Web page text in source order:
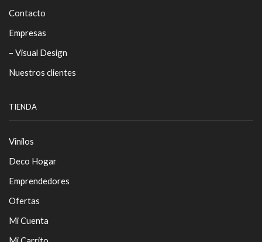
Contacto
Empresas
– Visual Design
Nuestros clientes
TIENDA
Vinilos
Deco Hogar
Emprendedores
Ofertas
Mi Cuenta